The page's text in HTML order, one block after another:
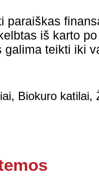
paraiškas
iš karto
galima teikti iki
, Biokuro katilai,